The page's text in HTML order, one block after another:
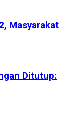
Masyarakat
Ditutup: